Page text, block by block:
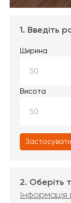
1. Введіть
Ширина
Висота
2. Оберіть
Інформація